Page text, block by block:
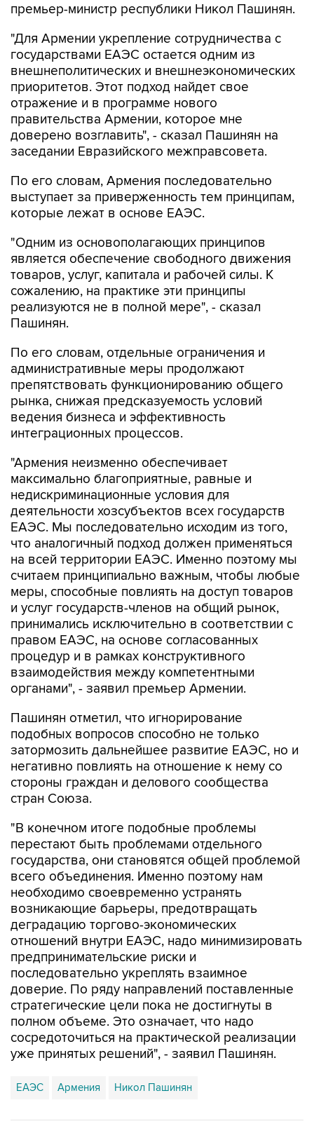
премьер-министр республики Никол Пашинян.
"Для Армении укрепление сотрудничества с
государствами ЕАЭС остается одним из
внешнеполитических и внешнеэкономических
приоритетов. Этот подход найдет свое
отражение и в программе нового
правительства Армении, которое мне
доверено возглавить", - сказал Пашинян на
заседании Евразийского межправсовета.
По его словам, Армения последовательно
выступает за приверженность тем принципам,
которые лежат в основе ЕАЭС.
"Одним из основополагающих принципов
является обеспечение свободного движения
товаров, услуг, капитала и рабочей силы. К
сожалению, на практике эти принципы
реализуются не в полной мере", - сказал
Пашинян.
По его словам, отдельные ограничения и
административные меры продолжают
препятствовать функционированию общего
рынка, снижая предсказуемость условий
ведения бизнеса и эффективность
интеграционных процессов.
"Армения неизменно обеспечивает
максимально благоприятные, равные и
недискриминационные условия для
деятельности хозсубъектов всех государств
ЕАЭС. Мы последовательно исходим из того,
что аналогичный подход должен применяться
на всей территории ЕАЭС. Именно поэтому мы
считаем принципиально важным, чтобы любые
меры, способные повлиять на доступ товаров
и услуг государств-членов на общий рынок,
принимались исключительно в соответствии с
правом ЕАЭС, на основе согласованных
процедур и в рамках конструктивного
взаимодействия между компетентными
органами", - заявил премьер Армении.
Пашинян отметил, что игнорирование
подобных вопросов способно не только
затормозить дальнейшее развитие ЕАЭС, но и
негативно повлиять на отношение к нему со
стороны граждан и делового сообщества
стран Союза.
"В конечном итоге подобные проблемы
перестают быть проблемами отдельного
государства, они становятся общей проблемой
всего объединения. Именно поэтому нам
необходимо своевременно устранять
возникающие барьеры, предотвращать
деградацию торгово-экономических
отношений внутри ЕАЭС, надо минимизировать
предпринимательские риски и
последовательно укреплять взаимное
доверие. По ряду направлений поставленные
стратегические цели пока не достигнуты в
полном объеме. Это означает, что надо
сосредоточиться на практической реализации
уже принятых решений", - заявил Пашинян.
ЕАЭС Армения Никол Пашинян